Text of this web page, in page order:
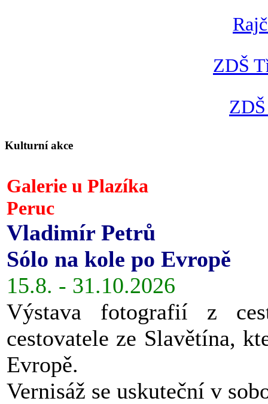
ZDŠ
Kulturní akce
Galerie u Plazíka
Peruc
Vladimír Petrů
Sólo na kole po Evropě
15.8. - 31.10.2026
Výstava fotografií z
cestovatele ze Slavětína,
Evropě.
Vernisáž se uskuteční v